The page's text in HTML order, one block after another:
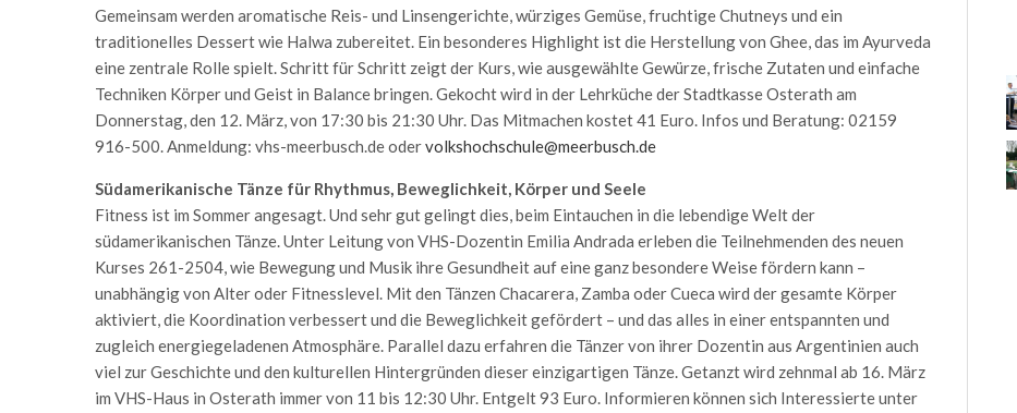
Gemeinsam werden aromatische Reis- und Linsengerichte, würziges Gemüse, fruchtige Chutneys und ein
traditionelles Dessert wie Halwa zubereitet. Ein besonderes Highlight ist die Herstellung von Ghee, das im Ayurveda
eine zentrale Rolle spielt. Schritt für Schritt zeigt der Kurs, wie ausgewählte Gewürze, frische Zutaten und einfache
Techniken Körper und Geist in Balance bringen. Gekocht wird in der Lehrküche der Stadtkasse Osterath am
Donnerstag, den 12. März, von 17:30 bis 21:30 Uhr. Das Mitmachen kostet 41 Euro. Infos und Beratung: 02159
916-500. Anmeldung: vhs-meerbusch.de odervolkshochschule@meerbusch.de
Südamerikanische Tänze für Rhythmus, Beweglichkeit, Körper und Seele
Fitness ist im Sommer angesagt. Und sehr gut gelingt dies, beim Eintauchen in die lebendige Welt der
südamerikanischen Tänze. Unter Leitung von VHS-Dozentin Emilia Andrada erleben die Teilnehmenden des neuen
Kurses 261-2504, wie Bewegung und Musik ihre Gesundheit auf eine ganz besondere Weise fördern kann –
unabhängig von Alter oder Fitnesslevel. Mit den Tänzen Chacarera, Zamba oder Cueca wird der gesamte Körper
aktiviert, die Koordination verbessert und die Beweglichkeit gefördert – und das alles in einer entspannten und
zugleich energiegeladenen Atmosphäre. Parallel dazu erfahren die Tänzer von ihrer Dozentin aus Argentinien auch
viel zur Geschichte und den kulturellen Hintergründen dieser einzigartigen Tänze. Getanzt wird zehnmal ab 16. März
im VHS-Haus in Osterath immer von 11 bis 12:30 Uhr. Entgelt 93 Euro. Informieren können sich Interessierte unter